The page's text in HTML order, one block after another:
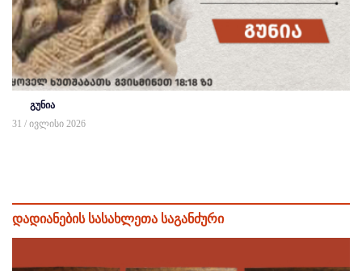
გუნია
31 / ივლისი 2026
დადიანების სასახლეთა საგანძური